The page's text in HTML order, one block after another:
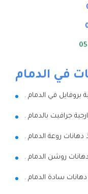
في الدمام
بروفايل في الدمام .
جرافيت بالدمام .
دهانات روعة الدمام .
روشن الدمام .
دهانات سادة الدمام .